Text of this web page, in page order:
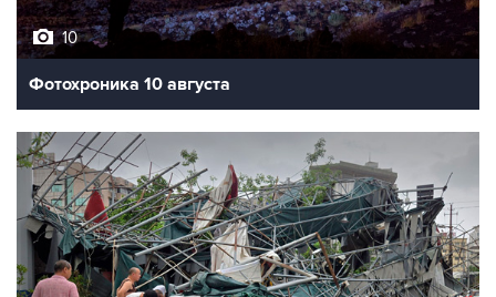
10
Фотохроника 10 августа